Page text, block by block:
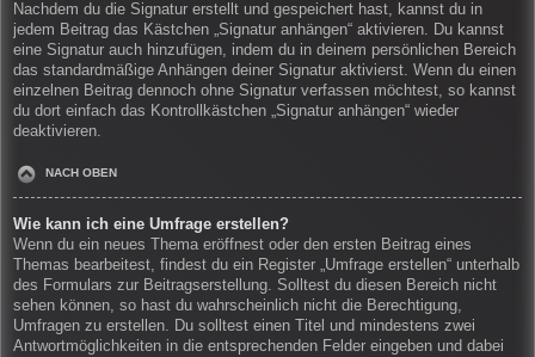
Nachdem du die Signatur erstellt und gespeichert hast, kannst du in
jedem Beitrag das Kästchen „Signatur anhängen“ aktivieren. Du kannst
eine Signatur auch hinzufügen, indem du in deinem persönlichen Bereich
das standardmäßige Anhängen deiner Signatur aktivierst. Wenn du einen
einzelnen Beitrag dennoch ohne Signatur verfassen möchtest, so kannst
du dort einfach das Kontrollkästchen „Signatur anhängen“ wieder
deaktivieren.
NACH OBEN
Wie kann ich eine Umfrage erstellen?
Wenn du ein neues Thema eröffnest oder den ersten Beitrag eines
Themas bearbeitest, findest du ein Register „Umfrage erstellen“ unterhalb
des Formulars zur Beitragserstellung. Solltest du diesen Bereich nicht
sehen können, so hast du wahrscheinlich nicht die Berechtigung,
Umfragen zu erstellen. Du solltest einen Titel und mindestens zwei
Antwortmöglichkeiten in die entsprechenden Felder eingeben und dabei